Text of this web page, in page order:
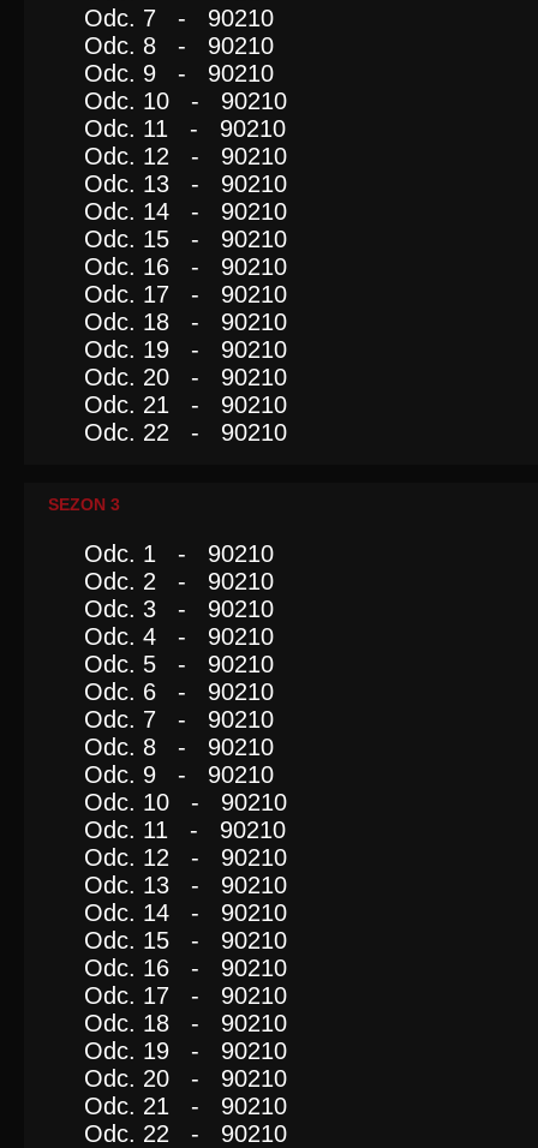
Odc. 7 - 90210
Odc. 8 - 90210
Odc. 9 - 90210
Odc. 10 - 90210
Odc. 11 - 90210
Odc. 12 - 90210
Odc. 13 - 90210
Odc. 14 - 90210
Odc. 15 - 90210
Odc. 16 - 90210
Odc. 17 - 90210
Odc. 18 - 90210
Odc. 19 - 90210
Odc. 20 - 90210
Odc. 21 - 90210
Odc. 22 - 90210
SEZON 3
Odc. 1 - 90210
Odc. 2 - 90210
Odc. 3 - 90210
Odc. 4 - 90210
Odc. 5 - 90210
Odc. 6 - 90210
Odc. 7 - 90210
Odc. 8 - 90210
Odc. 9 - 90210
Odc. 10 - 90210
Odc. 11 - 90210
Odc. 12 - 90210
Odc. 13 - 90210
Odc. 14 - 90210
Odc. 15 - 90210
Odc. 16 - 90210
Odc. 17 - 90210
Odc. 18 - 90210
Odc. 19 - 90210
Odc. 20 - 90210
Odc. 21 - 90210
Odc. 22 - 90210